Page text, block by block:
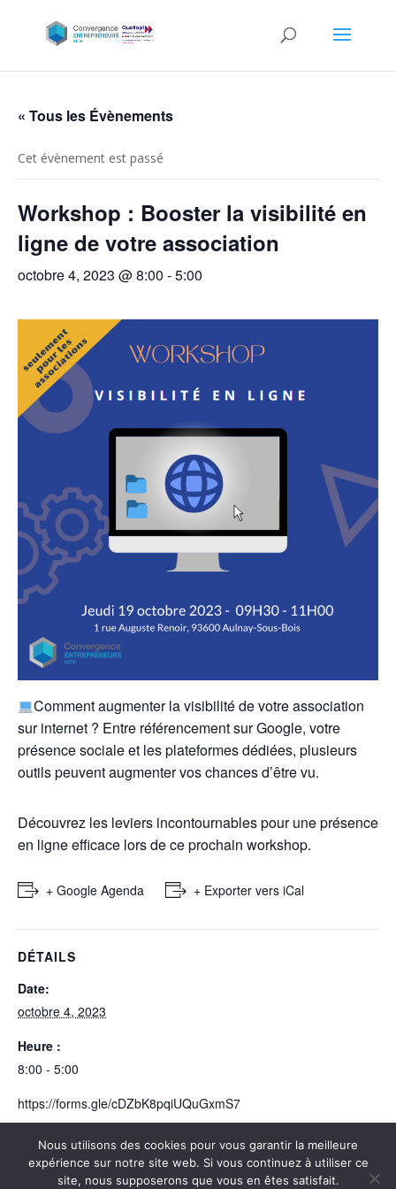
« Tous les Évènements
Cet évènement est passé
Workshop : Booster la visibilité en
ligne de votre association
octobre 4, 2023 @ 8:00 -5:00
Comment augmenter la visibilité de votre association
sur internet ? Entre référencement sur Google, votre
présence sociale et les plateformes dédiées, plusieurs
outils peuvent augmenter vos chances d’être vu.
Découvrez les leviers incontournables pour une présence
en ligne efficace lors de ce prochain workshop.
+ Google Agenda + Exporter vers iCal
DÉTAILS
Date:
octobre 4, 2023
Heure :
8:00 - 5:00
https://forms.gle/cDZbK8pqiUQuGxmS7
DigiPoP DigiPoP
Nous utilisons des cookies pour vous garantir la meilleure
expérience sur notre site web. Si vous continuez à utiliser ce
site, nous supposerons que vous en êtes satisfait.